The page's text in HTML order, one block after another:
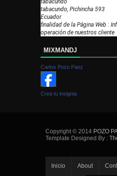
tabacundo, Pichincha 593
Ecuador
finalidad de la Página Web :
operación de nuestros cliente
MIXMANDJ
Carlos Pozo Paez
Crea tu insignia
Copyright © 2014 POZO
Template Designed By :
Inicio About